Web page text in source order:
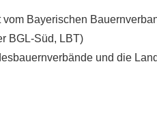
Bayerischen
BGL-Süd, LBT)
und die